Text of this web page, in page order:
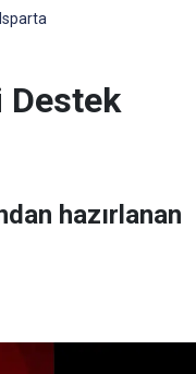
Destek
hazırlanan